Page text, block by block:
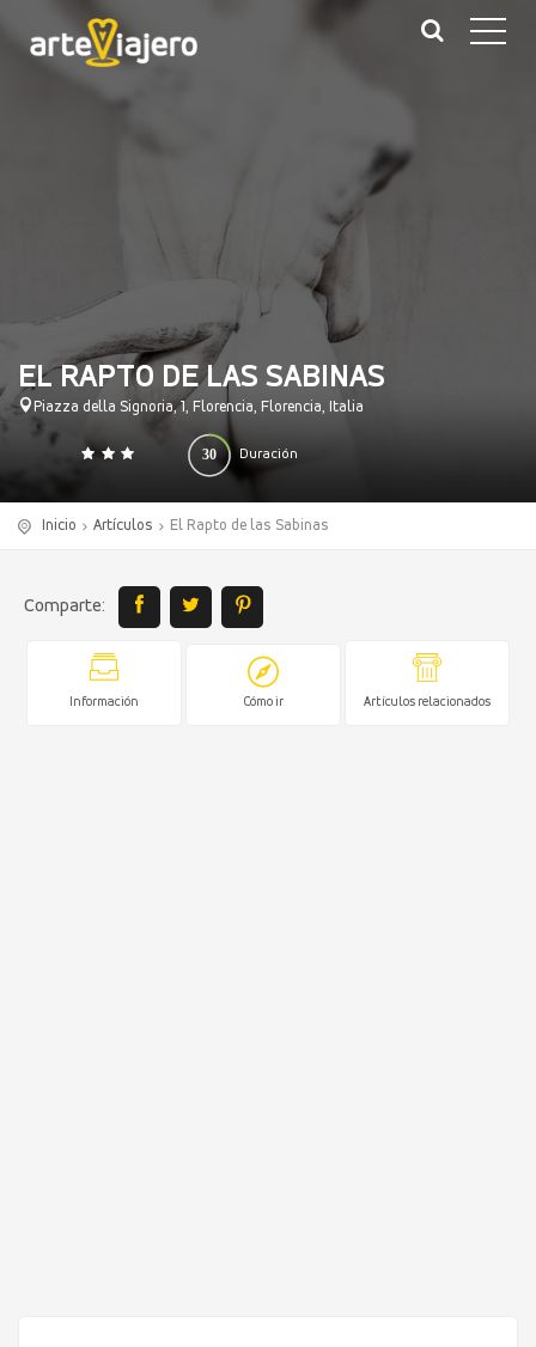
EL RAPTO DE LAS SABINAS
Piazza della Signoria, 1, Florencia, Florencia, Italia
Duración
30
0 140
Inicio Artículos El Rapto de las Sabinas
Comparte:
Información Cómo ir Artículos relacionados